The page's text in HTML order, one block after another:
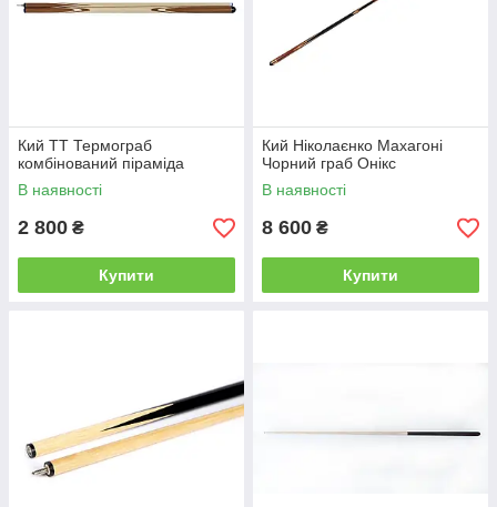
Кий ТТ Термограб
комбінований піраміда
В наявності
2 800 ₴
Купити
Кий Ніколаєнко Махагоні
Чорний граб Онікс
В наявності
8 600 ₴
Купити